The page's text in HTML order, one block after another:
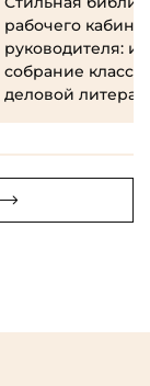
рабочего
руководителя:
собрание
деловой